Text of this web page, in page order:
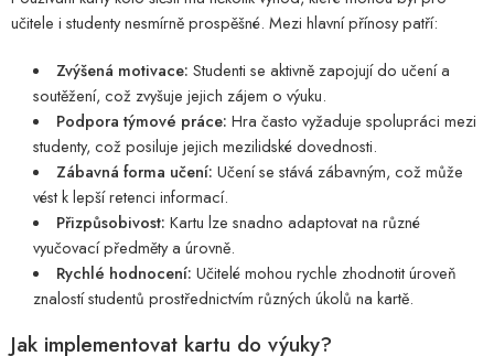
učitele i studenty nesmírně prospěšné. Mezi hlavní přínosy patří:
Zvýšená motivace: Studenti se aktivně zapojují do učení a
soutěžení, což zvyšuje jejich zájem o výuku.
Podpora týmové práce: Hra často vyžaduje spolupráci mezi
studenty, což posiluje jejich mezilidské dovednosti.
Zábavná forma učení: Učení se stává zábavným, což může
vést k lepší retenci informací.
Přizpůsobivost: Kartu lze snadno adaptovat na různé
vyučovací předměty a úrovně.
Rychlé hodnocení: Učitelé mohou rychle zhodnotit úroveň
znalostí studentů prostřednictvím různých úkolů na kartě.
Jak implementovat kartu do výuky?